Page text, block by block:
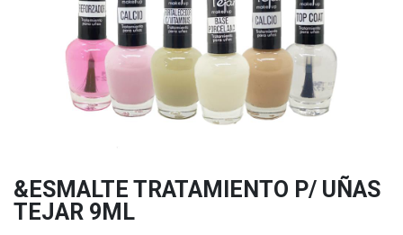
&ESMALTE TRATAMIENTO P/ UÑAS
TEJAR 9ML